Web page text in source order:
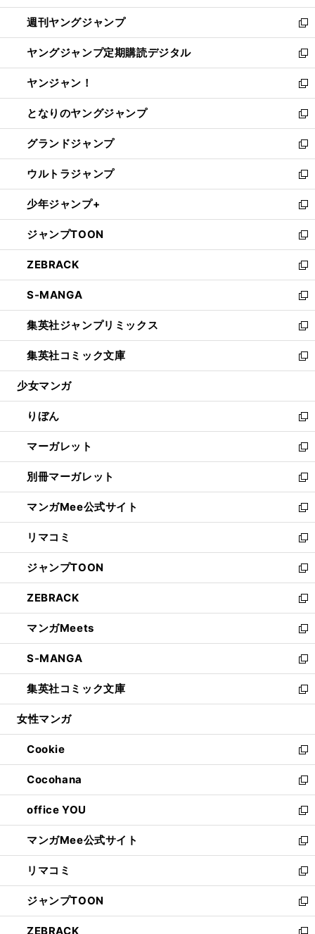
開
く
ウ
で
開
く
ン
ド
ウ
で
開
く
ウ
ィ
ン
ド
ウ
で
開
く
週刊ヤングジャンプ
新
し
い
ウ
ィ
ン
ド
ウ
で
開
く
ヤングジャンプ定期購読デジタル
新
し
い
ウ
ィ
ン
ド
ウ
で
開
く
ヤンジャン！
新
し
い
ウ
ィ
ン
ド
ウ
で
開
く
となりのヤングジャンプ
新
し
い
ウ
ィ
ン
ド
ウ
で
開
く
グランドジャンプ
新
し
い
ウ
ィ
ン
ド
ウ
で
開
く
ウルトラジャンプ
新
し
い
ウ
ィ
ン
ド
ウ
で
開
く
少年ジャンプ+
新
し
い
ウ
ィ
ン
ド
ウ
で
開
く
ジャンプTOON
新
し
い
ウ
ィ
ン
ド
ウ
で
開
ZEBRACK
新
し
い
ウ
ィ
ン
ド
ウ
開
く
S-MANGA
新
し
い
ウ
ィ
ン
ウ
で
開
く
集英社ジャンプリミックス
新
し
い
ウ
ン
ド
ウ
で
開
く
集英社コミック文庫
新
し
ウ
ィ
ン
ド
ウ
で
開
く
少女マンガ
りぼん
新
し
い
ウ
ィ
ン
ド
ウ
で
開
く
マーガレット
新
し
い
ウ
ィ
ン
ド
ウ
で
開
く
別冊マーガレット
新
し
い
ウ
ィ
ン
ド
ウ
で
開
く
マンガMee公式サイト
新
し
い
ウ
ィ
ン
ド
ウ
で
開
く
リマコミ
新
し
い
ウ
ィ
ン
ド
ウ
で
開
く
ジャンプTOON
新
し
い
ウ
ィ
ン
ド
ウ
で
開
ZEBRACK
新
し
い
ウ
ィ
ン
ド
ウ
開
く
マンガMeets
新
し
い
ウ
ィ
ン
ウ
で
開
く
S-MANGA
新
し
い
ウ
ン
ド
ウ
で
開
く
集英社コミック文庫
新
し
ウ
ィ
ン
ド
ウ
で
開
く
女性マンガ
Cookie
新
し
い
ウ
ィ
ン
ド
ウ
で
開
く
Cocohana
新
し
い
ウ
ィ
ン
ド
ウ
で
開
く
office YOU
新
し
い
ウ
ィ
ン
ド
ウ
で
マンガMee公式サイト
新
し
い
ウ
ィ
ン
リマコミ
新
し
い
ウ
ジャンプTOON
新
し
ZEBRACK